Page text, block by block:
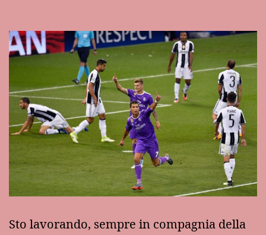
Sto lavorando, sempre in compagnia della